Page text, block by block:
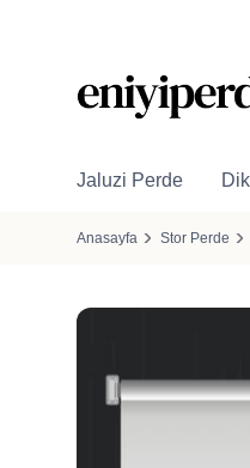
Jaluzi Perde
Anasayfa Stor Perde